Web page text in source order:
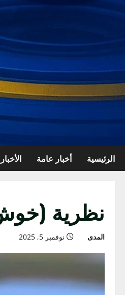
الرئيسية أخبار عامة
نظرية
المدى نوفمبر 5, 2025